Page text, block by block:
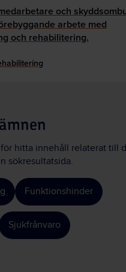
och
arbete med
och rehabilitering.
hitta innehåll relaterat till
sökresultatsida.
Funktionshinder
Sjukfrånvaro